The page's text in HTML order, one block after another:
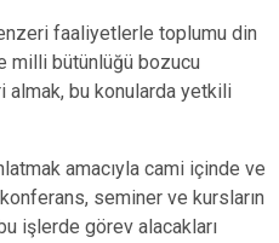
faaliyetlerle toplumu din
milli bütünlüğü bozucu
almak, bu konularda yetkili
amacıyla cami içinde ve
seminer ve kursların
işlerde görev alacakları